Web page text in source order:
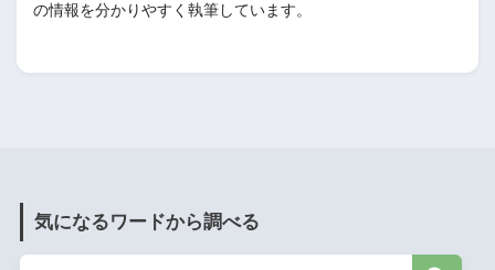
の情報を分かりやすく執筆しています。
気になるワードから調べる